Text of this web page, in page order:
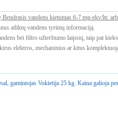
Bendrasis vandens kietumas 6-7 mg-ekv/ltr.
atliktų vandens tyrimų informaciją.
bei filtro užterštumo laipsnį, taip pat
elektros, mechaninius ar kitus
gamintojas Vokietija 25 kg. Kaina galioja